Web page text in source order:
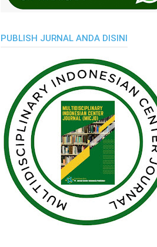
PUBLISH JURNAL ANDA DISINI